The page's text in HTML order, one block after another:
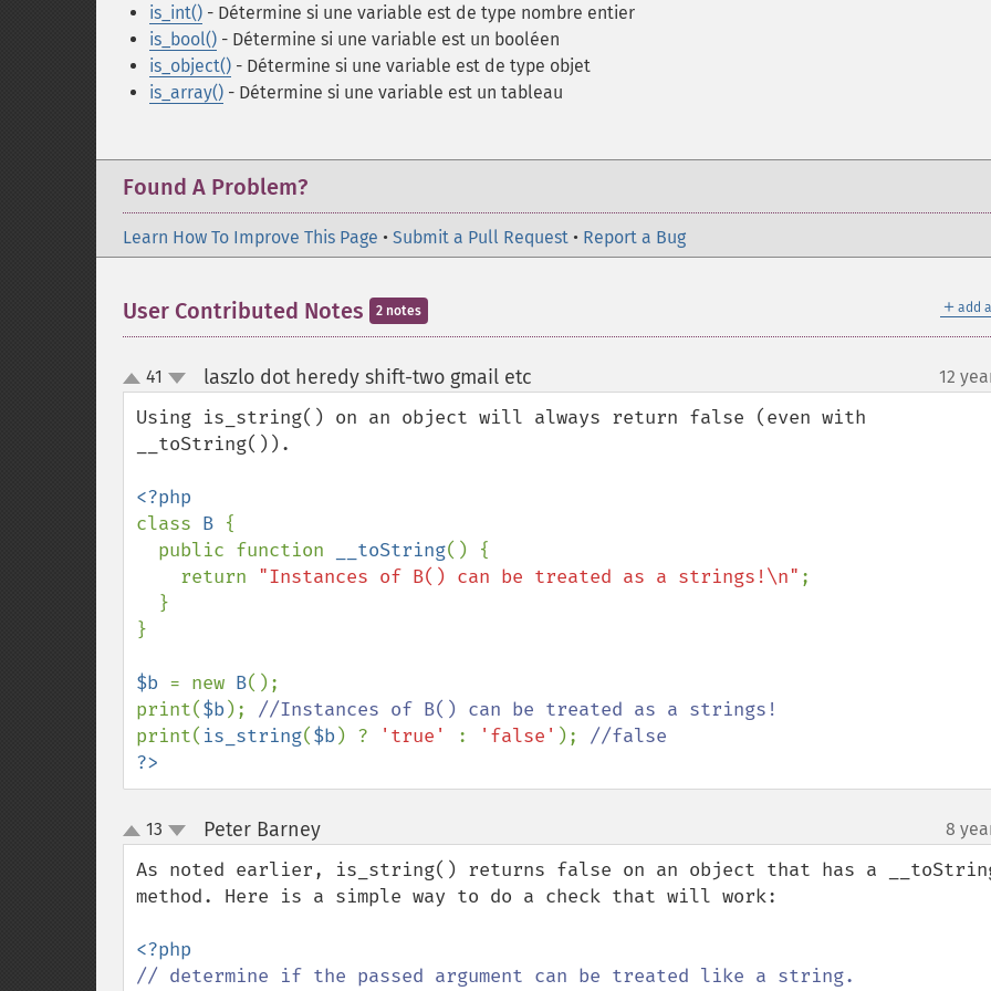
is_int() - Détermine si une variable est de type nombre entier
is_bool() - Détermine si une variable est un booléen
is_object() - Détermine si une variable est de type objet
is_array() - Détermine si une variable est un tableau
Found A Problem?
Learn How To Improve This Page • Submit a Pull Request • Report a Bug
＋ add
User Contributed Notes 2 notes
up
down
41 laszlo dot heredy shift-two gmail etc 12
Using is_string() on an object will always return false (even with
__toString()).
class B {
  public function
__toString() {
    return
"Instances of B() can be treated as a strings!\n" ;
}
$b = new B();
print($b);
print( is_string($b) ? 'true' : 'false' );
?>
up
down
13 Peter Barney¶ 8
As noted earlier, is_string() returns false on an object that has a
method. Here is a simple way to do a check that will work: